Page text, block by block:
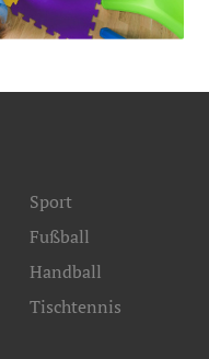
Sport
Fußball
Handball
Tischtennis